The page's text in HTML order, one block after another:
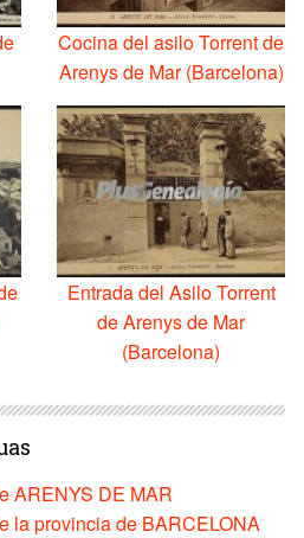
Cocina del asilo Torrent de
Arenys de Mar (Barcelona)
Entrada del Asilo Torrent
de Arenys de Mar
(Barcelona)
ARENYS DE MAR
la provincia de BARCELONA